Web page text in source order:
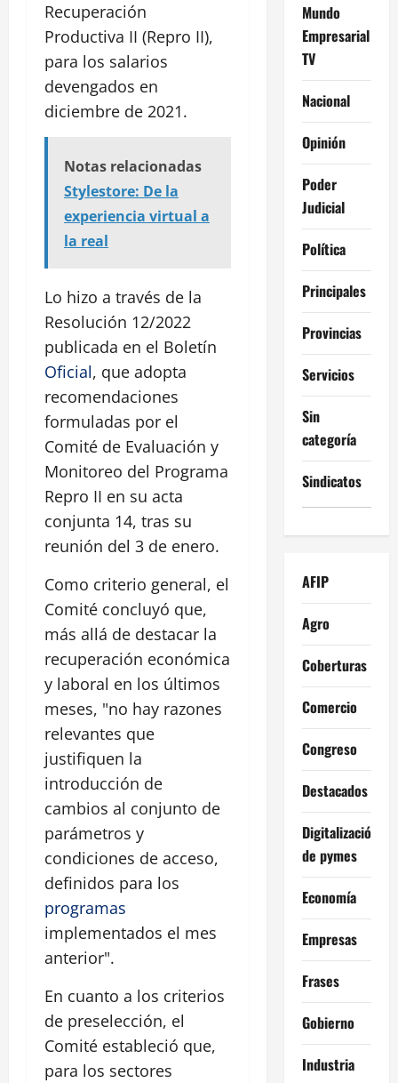
Recuperación
Productiva II (Repro II),
para los salarios
devengados en
diciembre de 2021.
Notas relacionadas
Stylestore: De la
experiencia virtual a
la real
Lo hizo a través de la
Resolución 12/2022
publicada en el Boletín
Oficial, que adopta
recomendaciones
formuladas por el
Comité de Evaluación y
Monitoreo del Programa
Repro II en su acta
conjunta 14, tras su
reunión del 3 de enero.
Como criterio general, el
Comité concluyó que,
más allá de destacar la
recuperación económica
y laboral en los últimos
meses, "no hay razones
relevantes que
justifiquen la
introducción de
cambios al conjunto de
parámetros y
condiciones de acceso,
definidos para los
programas
implementados el mes
anterior".
En cuanto a los criterios
de preselección, el
Comité estableció que,
para los sectores
Mundo
Empresarial
TV
Nacional
Opinión
Poder
Judicial
Política
Principales
Provincias
Servicios
Sin
categoría
Sindicatos
AFIP
Agro
Coberturas
Comercio
Congreso
Destacados
Digitalización
de pymes
Economía
Empresas
Frases
Gobierno
Industria